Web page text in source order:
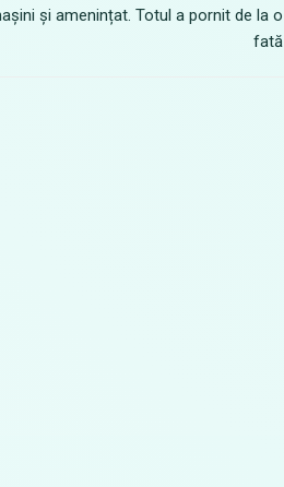
și amenințat. Totul a pornit de la o
fată